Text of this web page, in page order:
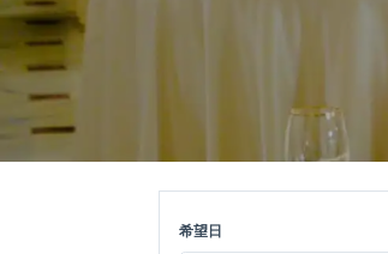
希望日